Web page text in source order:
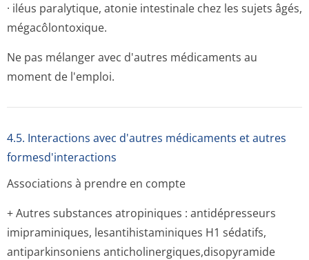
· iléus paralytique, atonie intestinale chez les sujets âgés,
mégacôlontoxique.
Ne pas mélanger avec d'autres médicaments au
moment de l'emploi.
4.5. Interactions avec d'autres médicaments et autres
formesd'interactions
Associations à prendre en compte
+ Autres substances atropiniques : antidépresseurs
imipraminiques, lesantihistami­niques H1 sédatifs,
antiparkinsoniens anticholinergi­ques,disopyra­mide